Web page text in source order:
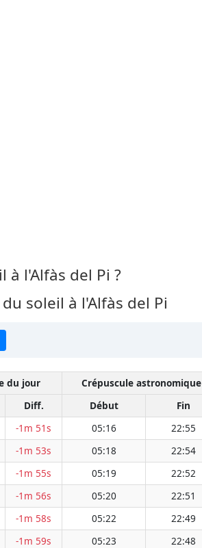
à l'Alfàs del Pi ?
soleil à l'Alfàs del Pi
du jour Crépuscule astronomique
Diff. Début Fin
-1m 51s 05:16 22:55
-1m 53s 05:18 22:54
-1m 55s 05:19 22:52
-1m 56s 05:20 22:51
-1m 58s 05:22 22:49
-1m 59s 05:23 22:48